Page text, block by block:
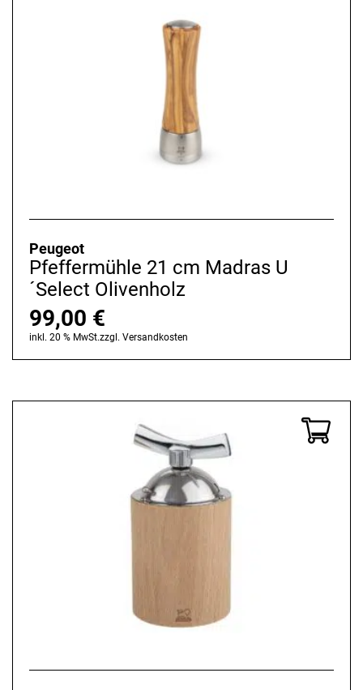
Peugeot
Pfeffermühle 21 cm Madras U
´Select Olivenholz
99,00 €
inkl. 20 % MwSt.zzgl. Versandkosten